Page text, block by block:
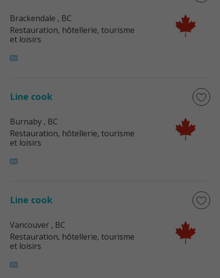
Brackendale , BC
Restauration, hôtellerie, tourisme
et loisirs
Line cook
Burnaby , BC
Restauration, hôtellerie, tourisme
et loisirs
Line cook
Vancouver , BC
Restauration, hôtellerie, tourisme
et loisirs